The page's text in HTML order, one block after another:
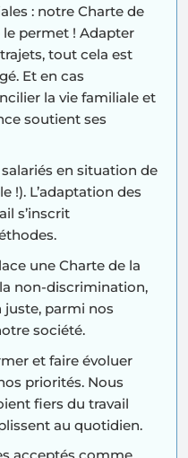
: notre Charte de
permet ! Adapter
tout cela est
Et en cas
la vie familiale et
soutient ses
en situation de
!). L’adaptation des
s’inscrit
une Charte de la
non-discrimination,
juste, parmi nos
société.
et faire évoluer
priorités. Nous
fiers du travail
au quotidien.